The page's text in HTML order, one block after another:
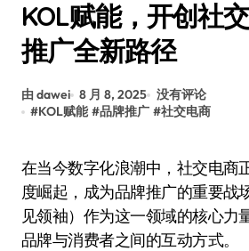
KOL赋能，开创社
推广全新路径
由 dawei 8 月 8, 2025 没有评论
#KOL赋能 #品牌推广 #社交电商
在当今数字化浪潮中，社交电商正以前所未有的速
度崛起，成为品牌推广的重要战
见领袖）作为这一领域的核心力
品牌与消费者之间的互动方式。